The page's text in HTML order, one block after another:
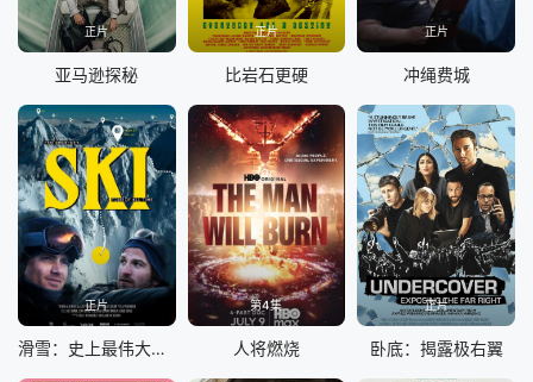
正片
亚马逊探秘
正片
比岩石更硬
正片
冲绳费城
正片
滑雪：史上最伟大的滑雪之旅
第4集
人将燃烧
正片
卧底：揭露极右翼